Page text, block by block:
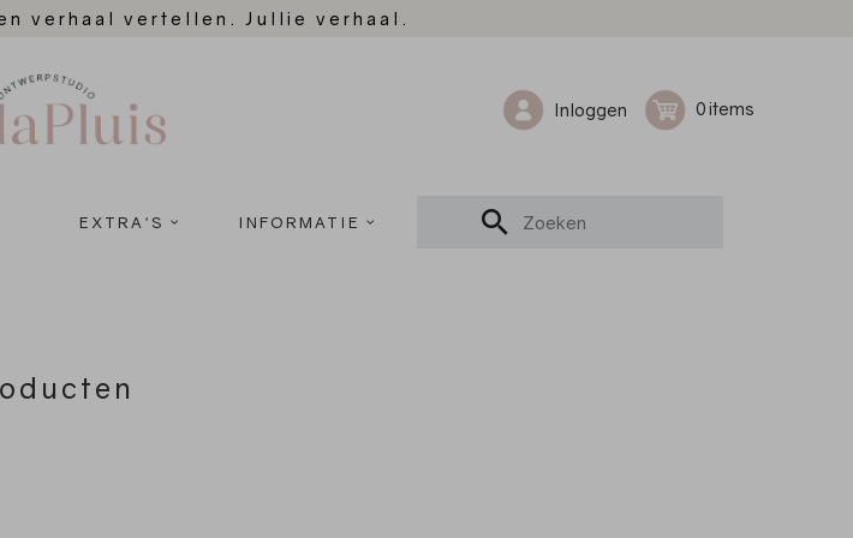
verhaal vertellen. Jullie verhaal.
Inloggen 0
EXTRA'S INFORMATIE